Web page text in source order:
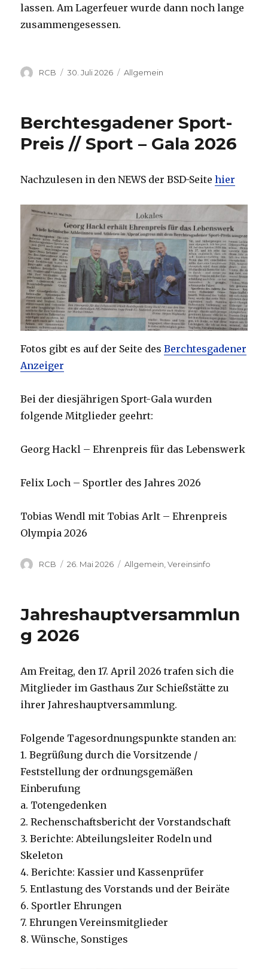
lassen. Am Lagerfeuer wurde dann noch lange
zusammengesessen.
Autor
RCB
Veröffentlicht
30. Juli 2026 Kategorien
Allgemein
Berchtesgadener Sport-
Preis // Sport – Gala 2026
Nachzulesen in den NEWS der BSD-Seitehier
Fotos gibt es auf der Seite desBerchtesgadener
Anzeiger
Bei der diesjährigen Sport-Gala wurden
folgende Mitglieder geehrt:
Georg Hackl – Ehrenpreis für das Lebenswerk
Felix Loch – Sportler des Jahres 2026
Tobias Wendl mit Tobias Arlt – Ehrenpreis
Olympia 2026
Autor
RCB
Veröffentlicht
26. Mai 2026 Kategorien
Allgemein ,Vereinsinfo
Jahreshauptversammlun
g 2026
Am Freitag, den 17. April 2026 trafen sich die
Mitglieder im Gasthaus Zur Schießstätte zu
ihrer Jahreshauptversammlung.
Folgende Tagesordnungspunkte standen an:
1. Begrüßung durch die Vorsitzende /
Feststellung der ordnungsgemäßen
Einberufung
a. Totengedenken
2. Rechenschaftsbericht der Vorstandschaft
3. Berichte: Abteilungsleiter Rodeln und
Skeleton
4. Berichte: Kassier und Kassenprüfer
5. Entlastung des Vorstands und der Beiräte
6. Sportler Ehrungen
7. Ehrungen Vereinsmitglieder
8. Wünsche, Sonstiges